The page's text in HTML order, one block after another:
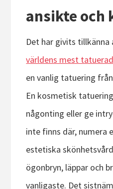
ansikte och
Det har givits
världens mest
en vanlig tatuering
En kosmetisk
någonting eller ge
inte finns där, numera
estetiska
ögonbryn, läppar och
vanligaste. Det